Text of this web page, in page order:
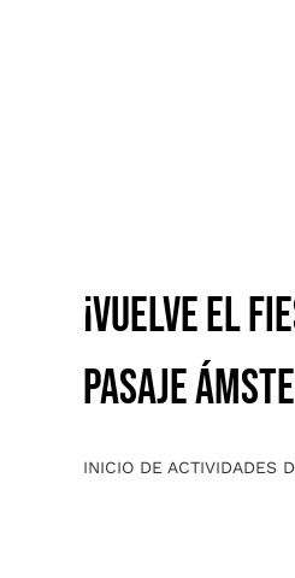
¡Vuelve el
Pasaje
INICIO DE ACTIVIDADES